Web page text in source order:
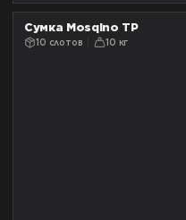
Сумка Mosqino TP
10 слотов 10 кг